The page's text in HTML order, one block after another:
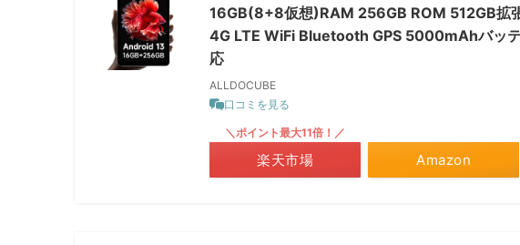
16GB(8+8仮想)RAM 256GB ROM 512GB拡
4G LTE WiFi Bluetooth GPS 5000mAhバッ
応
ALLDOCUBE
口コミを見る
Amazon
＼ポイント最大11倍！／
楽天市場